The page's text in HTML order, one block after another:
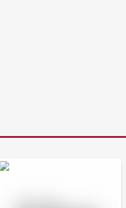
Dražit online - Artslimit